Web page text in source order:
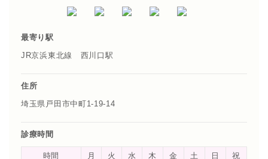
最寄り駅
JR京浜東北線 西川口駅
住所
埼玉県戸田市中町1-19-14
診療時間
時間 月 火 水 木 金 土 日 祝